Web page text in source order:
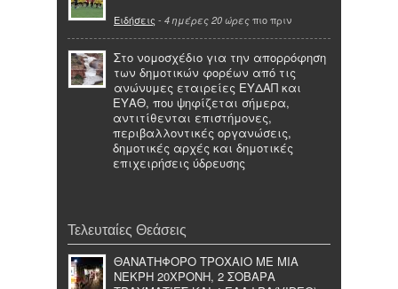
Ειδήσεις - 4 ημέρες 20 ώρες πιο πριν
Στο νομοσχέδιο για την απορρόφηση
των δημοτικών φορέων από τις
ανώνυμες εταιρείες ΕΥΔΑΠ και
ΕΥΑΘ, που ψηφίζεται σήμερα,
αντιτίθενται επιστήμονες,
περιβαλλοντικές οργανώσεις,
δημοτικές αρχές και δημοτικές
επιχειρήσεις ύδρευσης
Τελευταίες Θεάσεις
ΘΑΝΑΤΗΦΟΡΟ ΤΡΟΧΑΙΟ ΜΕ ΜΙΑ
ΝΕΚΡΗ 20ΧΡΟΝΗ, 2 ΣΟΒΑΡΑ